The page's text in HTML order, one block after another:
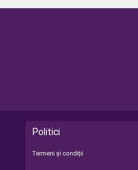
Politici
Termeni și condiții